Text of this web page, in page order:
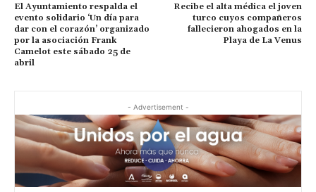
El Ayuntamiento respalda el
evento solidario ‘Un día para
dar con el corazón’ organizado
por la asociación Frank
Camelot este sábado 25 de
abril
Recibe el alta médica el joven
turco cuyos compañeros
fallecieron ahogados en la
Playa de La Venus
- Advertisement -